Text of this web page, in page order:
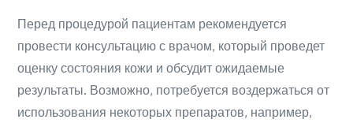
Перед процедурой пациентам рекомендуется
провести консультацию с врачом, который проведет
оценку состояния кожи и обсудит ожидаемые
результаты. Возможно, потребуется воздержаться от
использования некоторых препаратов, например,